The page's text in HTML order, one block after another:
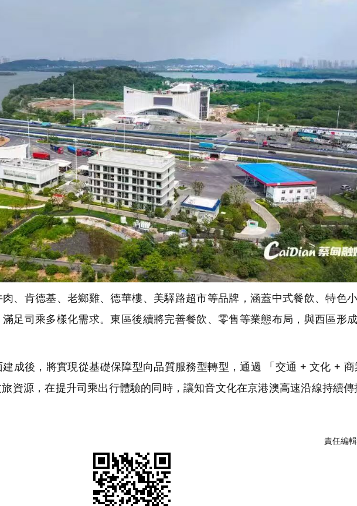
、肯德基、老鄉雞、德華樓、美驛路超市等品牌，涵蓋中式餐飲、特色
足司乘多樣化需求。東區後續將完善餐飲、零售等業態布局，與西區形
成後，將實現從基礎保障型向品質服務型轉型，通過 「交通 + 文化 + 商
資源，在提升司乘出行體驗的同時，讓知音文化在京港澳高速沿線持續傳
責任編